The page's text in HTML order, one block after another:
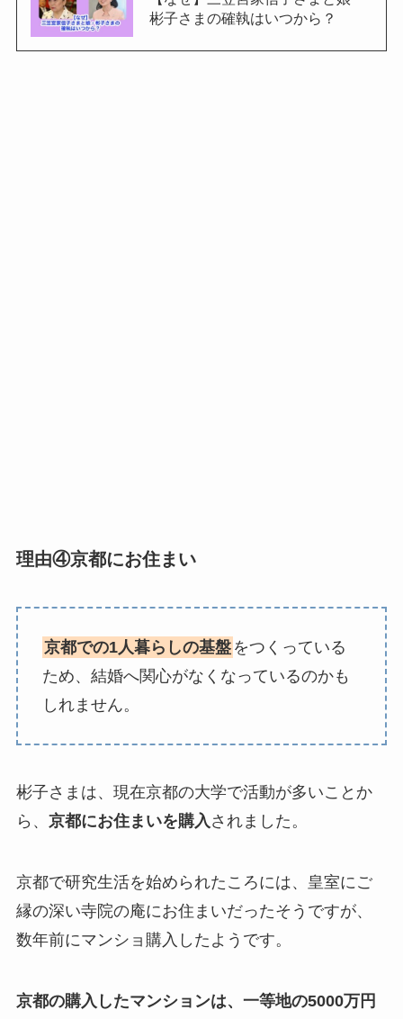
彬子さまの確執はいつから？
理由④京都にお住まい
京都での1人暮らしの基盤 をつくっている
ため、結婚へ関心がなくなっているのかも
しれません。
彬子さまは、現在京都の大学で活動が多いことか
ら、 京都にお住まいを購入されました。
京都で研究生活を始められたころには、皇室にご
縁の深い寺院の庵にお住まいだったそうですが、
数年前にマンショ購入したようです。
京都の購入したマンションは、一等地の5000万円